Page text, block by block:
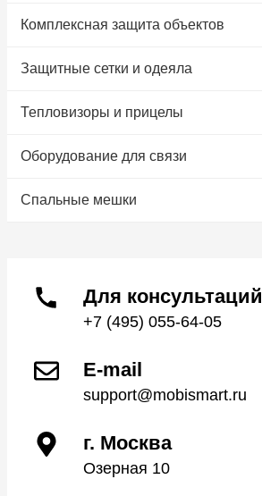
Комплексная защита объектов
Защитные сетки и одеяла
Тепловизоры и прицелы
Оборудование для связи
Спальные мешки
Для консультаций
+7 (495) 055-64-05
E-mail
support@mobismart.ru
г. Москва
Озерная 10